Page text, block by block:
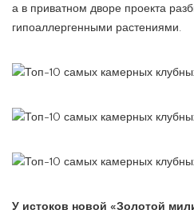
а в приватном дворе проекта
гипоаллергенными растениями.
У истоков новой «Золотой